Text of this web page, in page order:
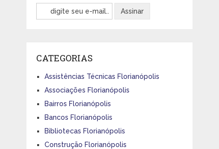
CATEGORIAS
Assistências Técnicas Florianópolis
Associações Florianópolis
Bairros Florianópolis
Bancos Florianópolis
Bibliotecas Florianópolis
Construção Florianópolis